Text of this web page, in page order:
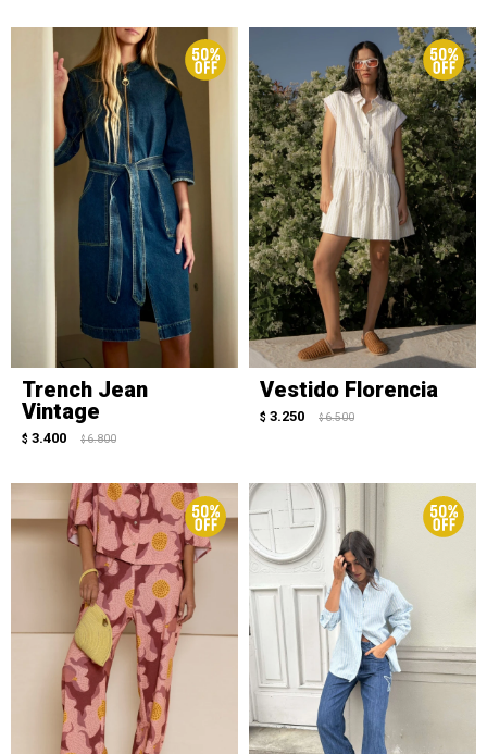
Trench Jean
Vintage
$ 3.400 $ 6.800
Vestido Florencia
$ 3.250 $ 6.500